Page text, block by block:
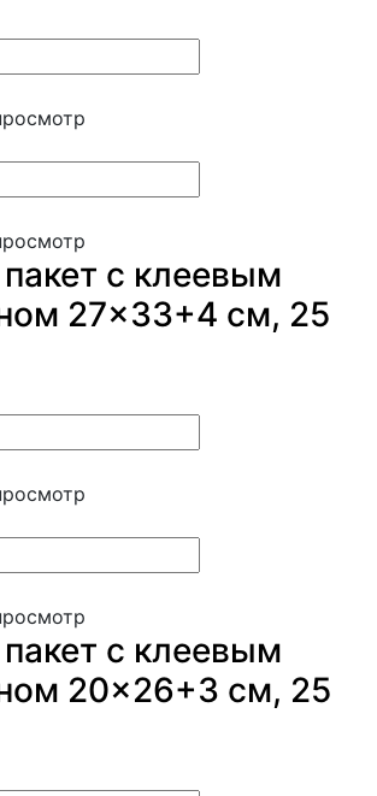
с клеевым
27×33+4 см, 25
с клеевым
20×26+3 см, 25